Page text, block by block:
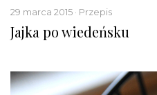
29 marca 2015 · Przepis
Jajka po wiedeńsku